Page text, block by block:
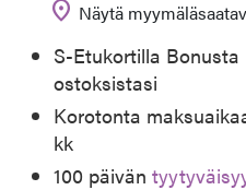
location_on Näytä
S-Etukortilla Bonusta
ostoksistasi
Korotonta
kk
100 päivän